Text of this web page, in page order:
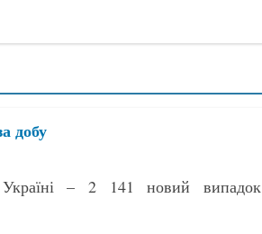
добу
– 2 141 новий випадок